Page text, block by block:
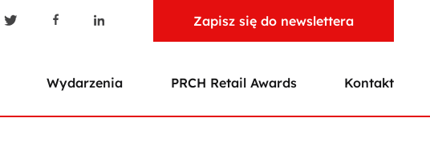
Zapisz się do newslettera
Wydarzenia PRCH Retail Awards Kontakt